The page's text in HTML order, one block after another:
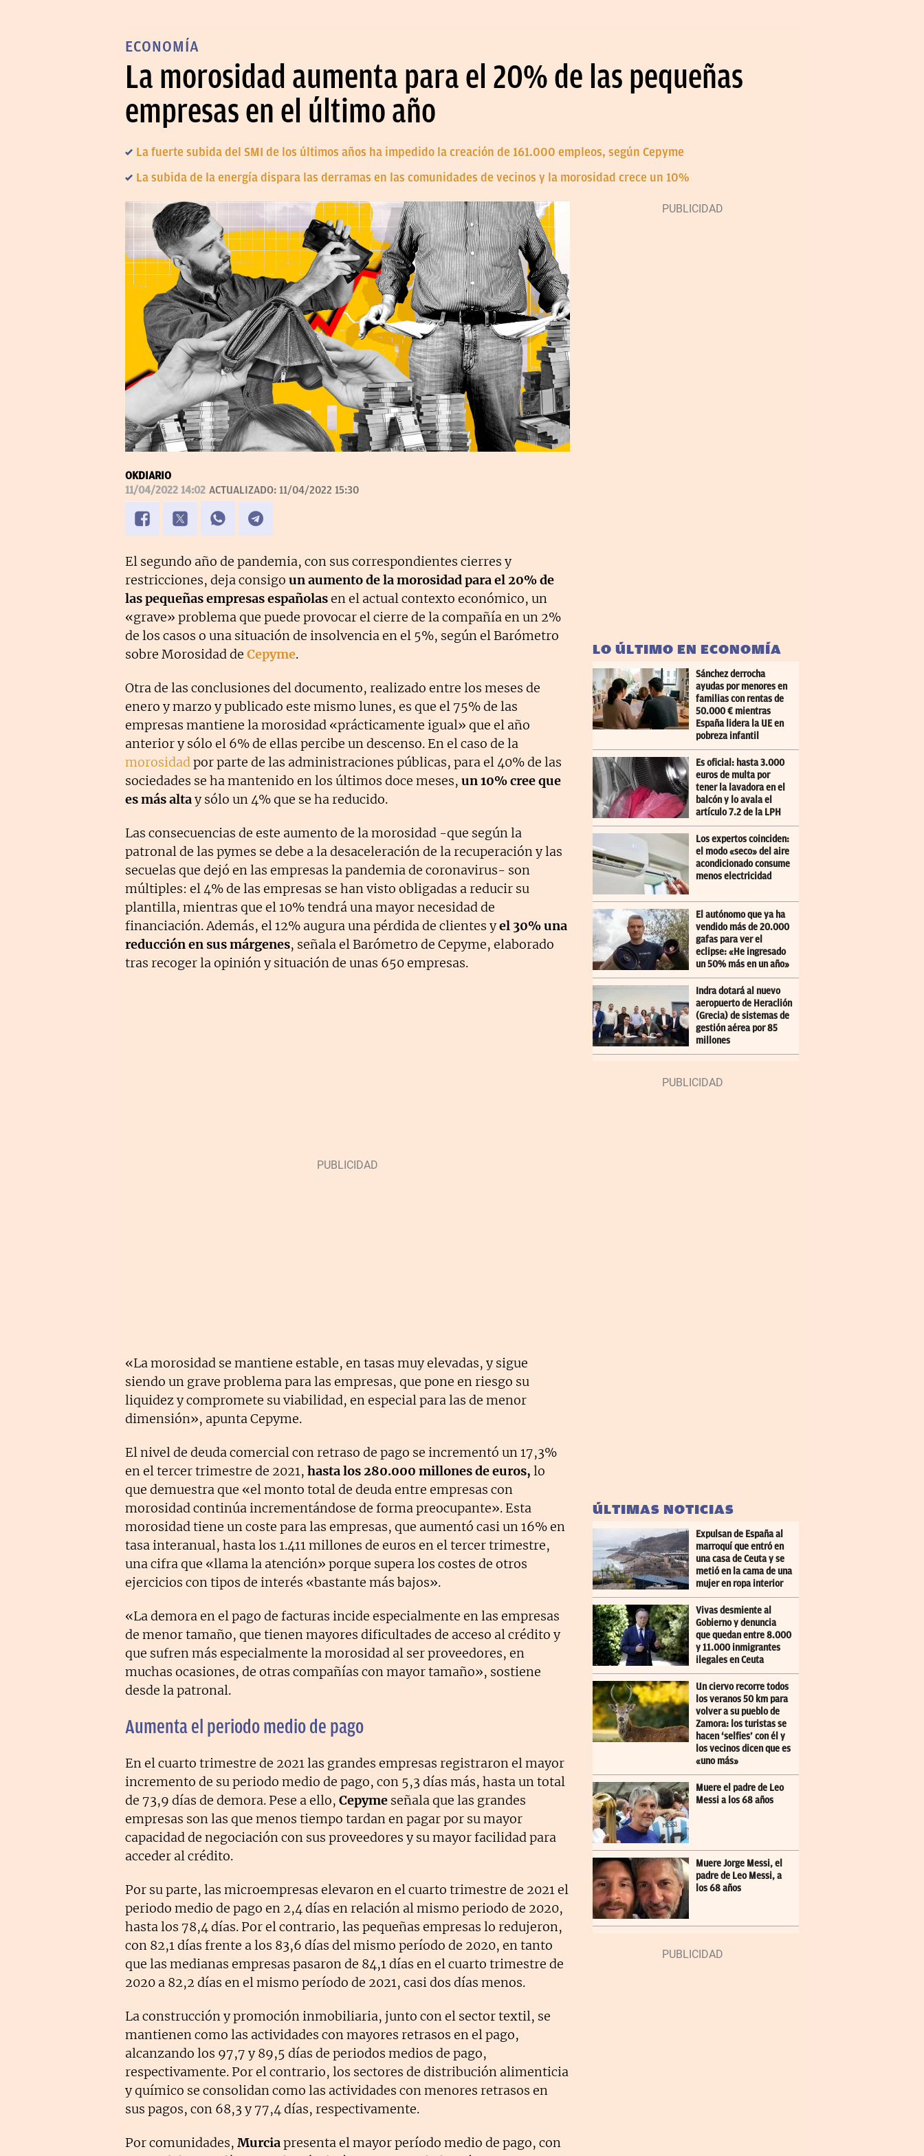
ECONOMÍA
La morosidad aumenta para el 20% de las pequeñas
empresas en el último año
La fuerte subida del SMI de los últimos años ha impedido la creación de 161.000 empleos, según Cepyme
La subida de la energía dispara las derramas en las comunidades de vecinos y la morosidad crece un 10%
OKDIARIO
11/04/2022 14:02 ACTUALIZADO: 11/04/2022 15:30
El segundo año de pandemia, con sus correspondientes cierres y
restricciones, deja consigo un aumento de la morosidad para el 20% de
las pequeñas empresas españolasen el actual contexto económico, un
«grave» problema que puede provocar el cierre de la compañía en un 2%
de los casos o una situación de insolvencia en el 5%, según el Barómetro
sobre Morosidad de Cepyme.
Otra de las conclusiones del documento, realizado entre los meses de
enero y marzo y publicado este mismo lunes, es que el 75% de las
empresas mantiene la morosidad «prácticamente igual» que el año
anterior y sólo el 6% de ellas percibe un descenso. En el caso de la
morosidadpor parte de las administraciones públicas, para el 40% de las
sociedades se ha mantenido en los últimos doce meses, un 10% cree que
es más altay sólo un 4% que se ha reducido.
Las consecuencias de este aumento de la morosidad -que según la
patronal de las pymes se debe a la desaceleración de la recuperación y las
secuelas que dejó en las empresas la pandemia de coronavirus- son
múltiples: el 4% de las empresas se han visto obligadas a reducir su
plantilla, mientras que el 10% tendrá una mayor necesidad de
financiación. Además, el 12% augura una pérdida de clientes yel 30% una
reducción en sus márgenes, señala el Barómetro de Cepyme, elaborado
tras recoger la opinión y situación de unas 650 empresas.
«La morosidad se mantiene estable, en tasas muy elevadas, y sigue
siendo un grave problema para las empresas, que pone en riesgo su
liquidez y compromete su viabilidad, en especial para las de menor
dimensión», apunta Cepyme.
El nivel de deuda comercial con retraso de pago se incrementó un 17,3%
en el tercer trimestre de 2021, hasta los 280.000 millones de euros, lo
que demuestra que «el monto total de deuda entre empresas con
morosidad continúa incrementándose de forma preocupante». Esta
morosidad tiene un coste para las empresas, que aumentó casi un 16% en
tasa interanual, hasta los 1.411 millones de euros en el tercer trimestre,
una cifra que «llama la atención» porque supera los costes de otros
ejercicios con tipos de interés «bastante más bajos».
«La demora en el pago de facturas incide especialmente en las empresas
de menor tamaño, que tienen mayores dificultades de acceso al crédito y
que sufren más especialmente la morosidad al ser proveedores, en
muchas ocasiones, de otras compañías con mayor tamaño», sostiene
desde la patronal.
Aumenta el periodo medio de pago
En el cuarto trimestre de 2021 las grandes empresas registraron el mayor
incremento de su periodo medio de pago, con 5,3 días más, hasta un total
de 73,9 días de demora. Pese a ello, Cepyme señala que las grandes
empresas son las que menos tiempo tardan en pagar por su mayor
capacidad de negociación con sus proveedores y su mayor facilidad para
acceder al crédito.
Por su parte, las microempresas elevaron en el cuarto trimestre de 2021 el
periodo medio de pago en 2,4 días en relación al mismo periodo de 2020,
hasta los 78,4 días. Por el contrario, las pequeñas empresas lo redujeron,
con 82,1 días frente a los 83,6 días del mismo período de 2020, en tanto
que las medianas empresas pasaron de 84,1 días en el cuarto trimestre de
2020 a 82,2 días en el mismo período de 2021, casi dos días menos.
La construcción y promoción inmobiliaria, junto con el sector textil, se
mantienen como las actividades con mayores retrasos en el pago,
alcanzando los 97,7 y 89,5 días de periodos medios de pago,
respectivamente. Por el contrario, los sectores de distribución alimenticia
y químico se consolidan como las actividades con menores retrasos en
sus pagos, con 68,3 y 77,4 días, respectivamente.
Por comunidades, Murciapresenta el mayor período medio de pago, con
LO ÚLTIMO EN ECONOMÍA
Sánchez derrocha
ayudas por menores en
familias con rentas de
50.000 € mientras
España lidera la UE en
pobreza infantil
Es oficial: hasta 3.000
euros de multa por
tener la lavadora en el
balcón y lo avala el
artículo 7.2 de la LPH
Los expertos coinciden:
el modo «seco» del aire
acondicionado consume
menos electricidad
El autónomo que ya ha
vendido más de 20.000
gafas para ver el
eclipse: «He ingresado
un 50% más en un año»
Indra dotará al nuevo
aeropuerto de Heraclión
(Grecia) de sistemas de
gestión aérea por 85
millones
ÚLTIMAS NOTICIAS
Expulsan de España al
marroquí que entró en
una casa de Ceuta y se
metió en la cama de una
mujer en ropa interior
Vivas desmiente al
Gobierno y denuncia
que quedan entre 8.000
y 11.000 inmigrantes
ilegales en Ceuta
Un ciervo recorre todos
los veranos 50 km para
volver a su pueblo de
Zamora: los turistas se
hacen ‘selfies’ con él y
los vecinos dicen que es
«uno más»
Muere el padre de Leo
Messi a los 68 años
Muere Jorge Messi, el
padre de Leo Messi, a
los 68 años